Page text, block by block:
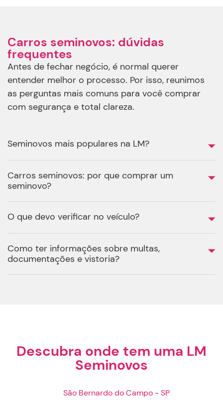
Carros seminovos: dúvidas
frequentes
Antes de fechar negócio, é normal querer
entender melhor o processo. Por isso, reunimos
as perguntas mais comuns para você comprar
com segurança e total clareza.
Seminovos mais populares na LM?
Carros seminovos: por que comprar um
seminovo?
O que devo verificar no veículo?
Como ter informações sobre multas,
documentações e vistoria?
Descubra onde tem uma LM
Seminovos